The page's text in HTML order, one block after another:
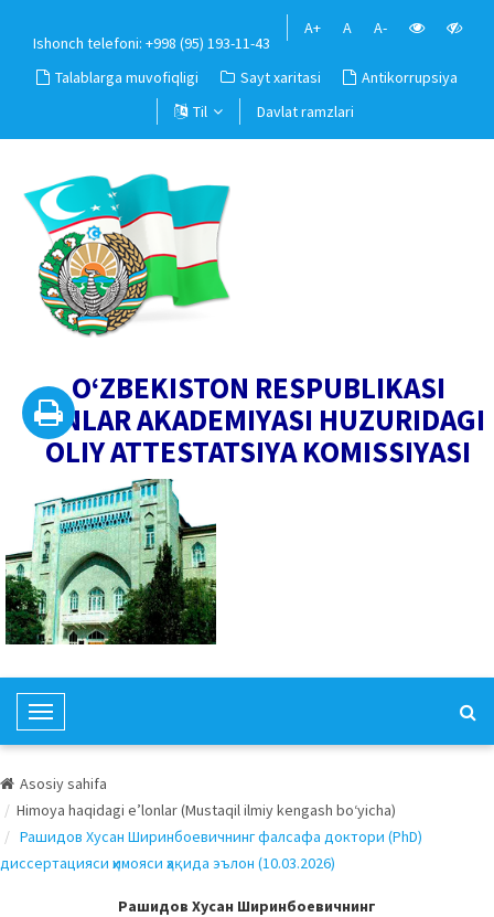
Ishonch telefoni: +998 (95) 193-11-43
A+ A A-
Talablarga muvofiqligi Sayt xaritasi
Antikorrupsiya
Til
Davlat ramzlari
O‘ZBEKISTON RESPUBLIKASI
FANLAR AKADEMIYASI HUZURIDAGI
OLIY ATTESTATSIYA KOMISSIYASI
T
o
g
e
N
Asosiy sahifa
Himoya haqidagi e’lonlar (Mustaqil ilmiy kengash bo‘yicha)
Рашидов Хусан Ширинбоевичнинг фалсафа доктори (PhD)
диссертацияси ҳимояси ҳақида эълон (10.03.2026)
Рашидов Хусан Ширинбоевичнинг